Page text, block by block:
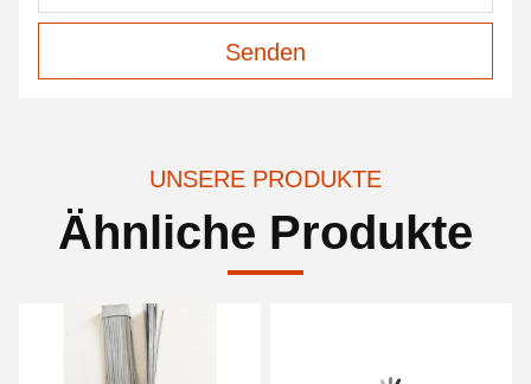
Senden
UNSERE PRODUKTE
Ähnliche Produkte